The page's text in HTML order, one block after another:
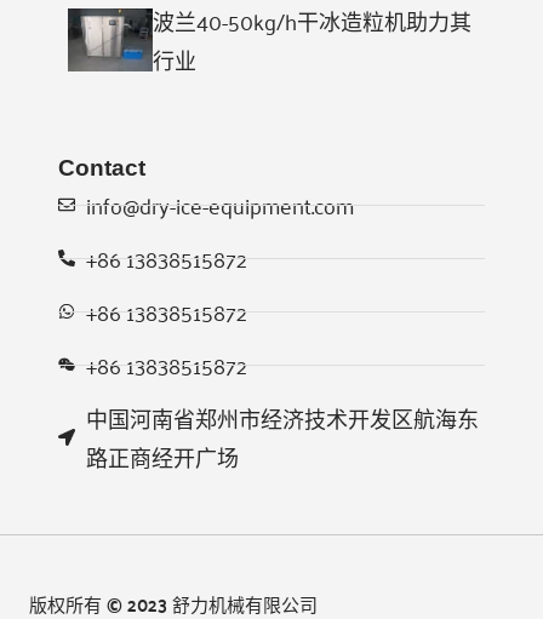
波兰40-50kg/h干冰造粒机助力其
行业
Contact
info@dry-ice-equipment.com
+86 13838515872
+86 13838515872
+86 13838515872
中国河南省郑州市经济技术开发区航海东
路正商经开广场
版权所有 © 2023 舒力机械有限公司